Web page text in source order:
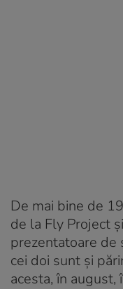
De mai bine de
de la Fly Project
prezentatoare de
cei doi sunt și
acesta, în